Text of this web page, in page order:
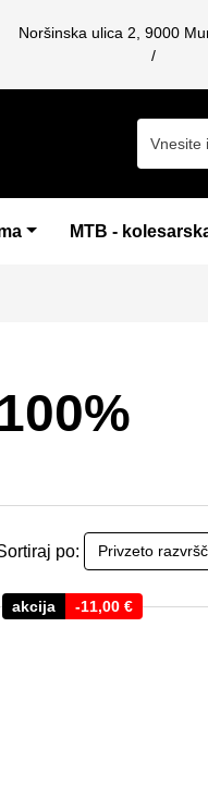
Noršinska ulica 2, 9000
MTB -
100%
po:
akcija -11,00€